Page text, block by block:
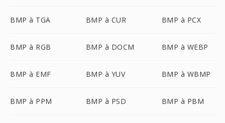
BMP à TGA BMP à CUR BMP à PCX
BMP à RGB BMP à DOCM BMP à WEBP
BMP à EMF BMP à YUV BMP à WBMP
BMP à PPM BMP à PSD BMP à PBM